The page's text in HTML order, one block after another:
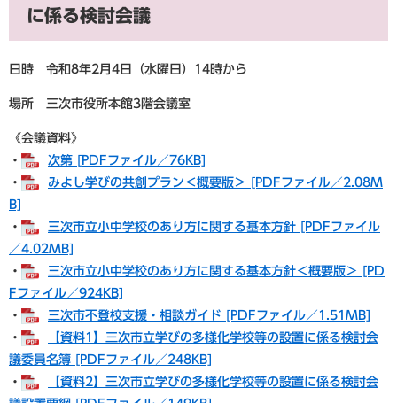
に係る検討会議
日時 令和8年2月4日（水曜日）14時から
場所 三次市役所本館3階会議室
《会議資料》
・
次第 [PDFファイル／76KB]
・
みよし学びの共創プラン＜概要版＞ [PDFファイル／2.08M
B]
・
三次市立小中学校のあり方に関する基本方針 [PDFファイル
／4.02MB]
・
三次市立小中学校のあり方に関する基本方針＜概要版＞ [PD
Fファイル／924KB]
・
三次市不登校支援・相談ガイド [PDFファイル／1.51MB]
・
【資料1】三次市立学びの多様化学校等の設置に係る検討会
議委員名簿 [PDFファイル／248KB]
・
【資料2】三次市立学びの多様化学校等の設置に係る検討会